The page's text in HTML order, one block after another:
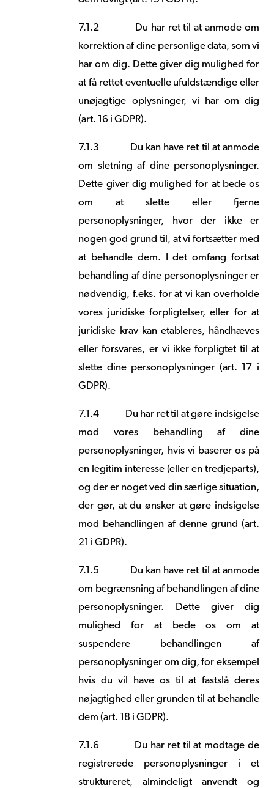
7.1.2
Du har ret til at anmode om
korrektion af dine personlige data, som vi
har om dig. Dette giver dig mulighed for
at få rettet eventuelle ufuldstændige eller
unøjagtige oplysninger, vi har om dig
(art. 16 i GDPR).
7.1.3
Du kan have ret til at anmode
om sletning af dine personoplysninger.
Dette giver dig mulighed for at bede os
om at slette eller fjerne
personoplysninger, hvor der ikke er
nogen god grund til, at vi fortsætter med
at behandle dem. I det omfang fortsat
behandling af dine personoplysninger er
nødvendig, f.eks. for at vi kan overholde
vores juridiske forpligtelser, eller for at
juridiske krav kan etableres, håndhæves
eller forsvares, er vi ikke forpligtet til at
slette dine personoplysninger (art. 17 i
GDPR).
7.1.4
Du har ret til at gøre indsigelse
mod vores behandling af dine
personoplysninger, hvis vi baserer os på
en legitim interesse (eller en tredjeparts),
og der er noget ved din særlige situation,
der gør, at du ønsker at gøre indsigelse
mod behandlingen af denne grund (art.
21 i GDPR).
7.1.5
Du kan have ret til at anmode
om begrænsning af behandlingen af dine
personoplysninger. Dette giver dig
mulighed for at bede os om at
suspendere behandlingen af
personoplysninger om dig, for eksempel
hvis du vil have os til at fastslå deres
nøjagtighed eller grunden til at behandle
dem (art. 18 i GDPR).
7.1.6
Du har ret til at modtage de
registrerede personoplysninger i et
struktureret, almindeligt anvendt og